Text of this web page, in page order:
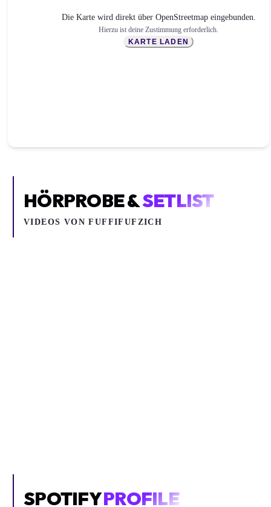
Die Karte wird direkt über OpenStreetmap eingebunden.
Hierzu ist deine Zustimmung erforderlich.
KARTE LADEN
HÖRPROBE &SETLIST
VIDEOS VONFUFFIFUFZICH
SPOTIFYPROFILE